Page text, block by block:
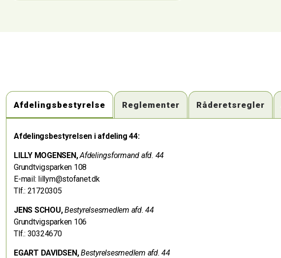
Afdelingsbestyrelse Reglementer Råderetsregler
Afdelingsbestyrelsen i afdeling 44:
LILLY MOGENSEN,Afdelingsformand afd. 44
Grundtvigsparken 108
E-mail: lillym@stofanet.dk
Tlf.: 21720305
JENS SCHOU,Bestyrelsesmedlem afd. 44
Grundtvigsparken 106
Tlf.: 30324670
EGART DAVIDSEN,Bestyrelsesmedlem afd. 44